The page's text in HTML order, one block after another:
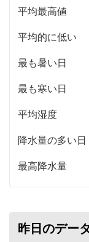
平均最高値
平均的に低い
最も暑い日
最も寒い日
平均湿度
降水量の多い日
最高降水量
昨日のデー